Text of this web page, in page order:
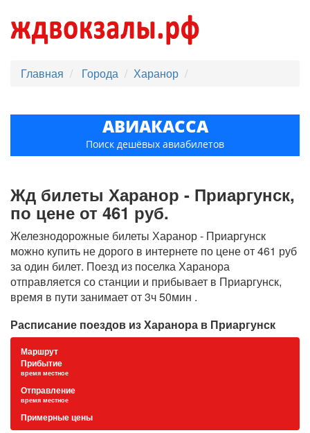
Главная Города Харанор
АВИАКАССА
Поиск дешёвых авиабилетов
Жд билеты Харанор - Приаргунск,
по цене от 461 руб.
Железнодорожные билеты Харанор - Приаргунск
можно купить не дорого в интернете по цене от 461 руб
за один билет. Поезд из поселка Харанора
отправляется со станции и прибывает в Приаргунск,
время в пути занимает от 3ч 50мин .
Расписание поездов из Харанора в Приаргунск
Маршрут
Прибытие
время местное
Отправление
время местное
Примерные цены